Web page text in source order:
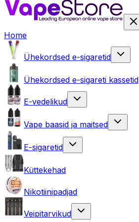
Home
Ühekordsed e-sigaretid
Ühekordsed e-sigareti kassetid
E-vedelikud
Vape baasid ja maitsed
E-sigaretid
Küttekehad
Nikotiinipadjad
Veipitarvikud